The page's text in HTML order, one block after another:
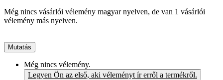
Még nincs vásárlói vélemény magyar nyelven, de van 1 vásárlói
vélemény más nyelven.
Mutatás
Még nincs vélemény.
Legyen Ön az első, aki véleményt ír erről a termékről.